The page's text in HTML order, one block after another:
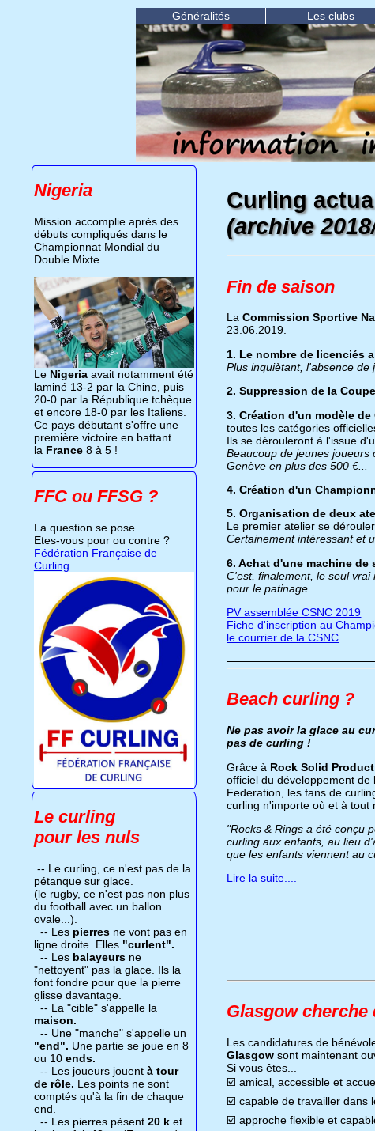
Généralités Les clubs
Nigeria
Mission accomplie après des
débuts compliqués dans le
Championnat Mondial du
Double Mixte.
Le Nigeriaavait notamment été
laminé 13-2 par la Chine, puis
20-0 par la République tchèque
et encore 18-0 par les Italiens.
Ce pays débutant s'offre une
première victoire en battant. . .
la France8 à 5 !
FFC ou FFSG ?
La question se pose.
Etes-vous pour ou contre ?
Fédération Française de
Curling
Le curling
pour les nuls
-- Le curling, ce n'est pas de la
pétanque sur glace.
(le rugby, ce n'est pas non plus
du football avec un ballon
ovale...).
-- Les pierresne vont pas en
ligne droite. Elles "curlent".
-- Les balayeursne
"nettoyent" pas la glace. Ils la
font fondre pour que la pierre
glisse davantage.
-- La "cible" s'appelle la
maison.
-- Une "manche" s'appelle un
"end". Une partie se joue en 8
ou 10 ends.
-- Les joueurs jouent à tour
de rôle. Les points ne sont
comptés qu'à la fin de chaque
end.
-- Les pierres pèsent 20 ket
Curling
(archive
Fin de saison
LaCommission Sportive
23.06.2019.
1. Le nombre de licenciés
Plus inquiètant, l'absence de
2. Suppression de la
3. Création d'un modèle
toutes les catégories
Ils se dérouleront à l'issue
Beaucoup de jeunes
Genève en plus des 500 €...
4. Création d'un
5. Organisation de deux
Le premier atelier se
Certainement intéressant et
6. Achat d'une machine de
C'est, finalement, le seul
pour le patinage...
PV assemblée CSNC 2019
Fiche d'inscription au
le courrier de la CSNC
Beach curling ?
Ne pas avoir la glace au
pas de curling !
Grâce à Rock Solid
officiel du développement de
Federation, les fans de
curling n'importe où et à tout
"Rocks & Rings a été conçu
curling aux enfants, au lieu
que les enfants viennent au
Lire la suite....
Glasgow
Les candidatures de
Glasgow sont maintenant
Si vous êtes...
☑️ amical, accessible et
☑️ capable de travailler dans
☑️ approche flexible et